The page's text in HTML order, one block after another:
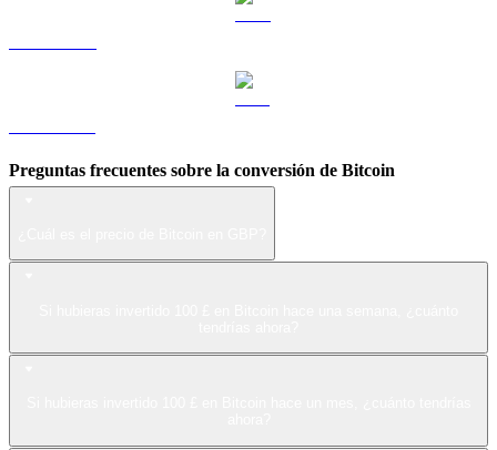
Preguntas frecuentes sobre la conversión de Bitcoin